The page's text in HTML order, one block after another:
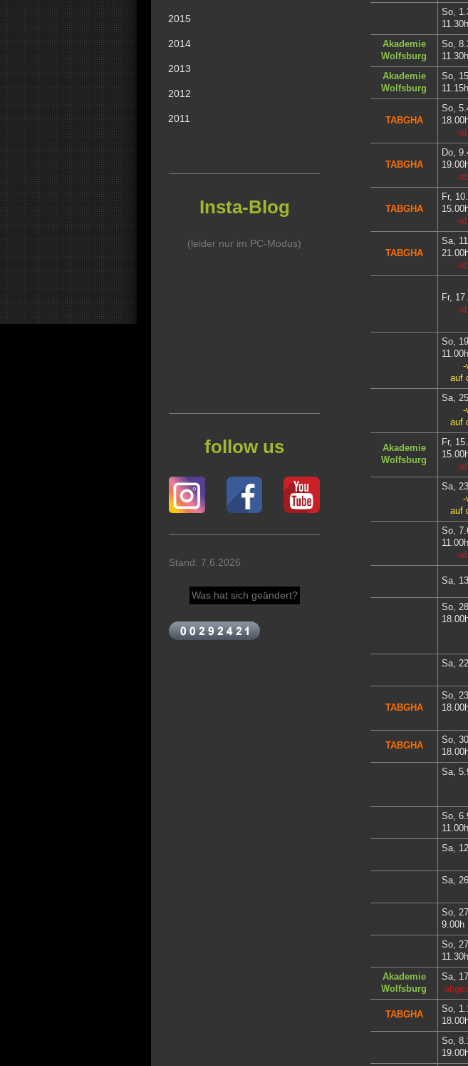
So,
11.30h
Akademie
Wolfsburg
So,
11.30h
Akademie
Wolfsburg
So,
11.15h
TABGHA
So,
-
TABGHA
Do,
-
TABGHA
Fr,
-
TABGHA
Sa,
-
Fr,
-
So,
11.00h
-
auf
Sa,
-
auf
Akademie
Wolfsburg
Fr,
-
Sa,
-
auf
So,
11.00h
-
Sa,
So,
Sa,
TABGHA
So,
TABGHA
So,
Sa,
So,
11.00h
Sa,
Sa,
So,
9.00h
So,
11.30h
Akademie
Wolfsburg
Sa,
-
TABGHA
So,
So,
2015
2014
2013
2012
2011
Insta-Blog
(leider nur im PC-Modus)
follow us
Stand: 7.6.2026
Was hat sich geändert?